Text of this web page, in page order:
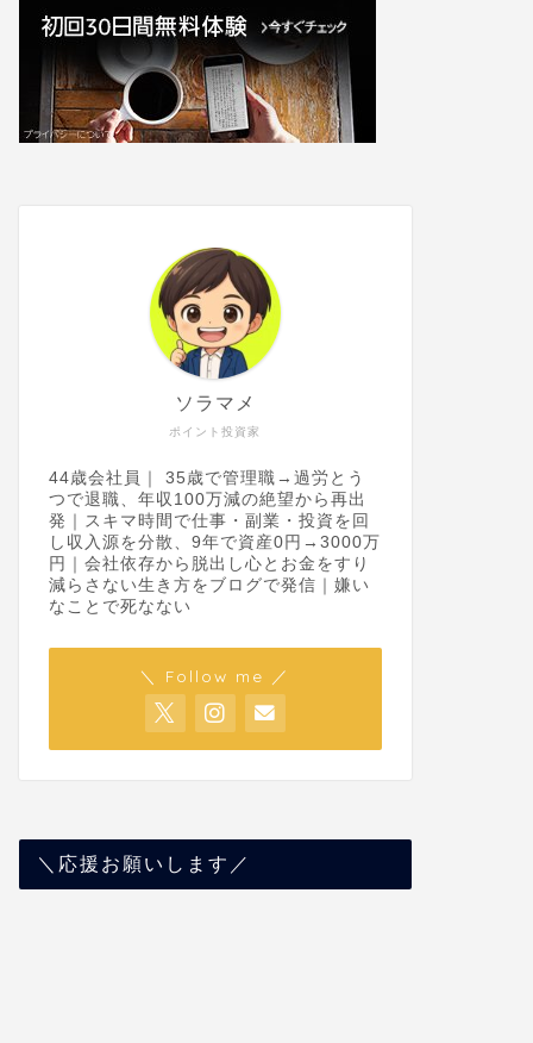
ポイント投資家
ソラマメ
44歳会社員｜ 35歳で管理職→過労とう
つで退職、年収100万減の絶望から再出
発｜スキマ時間で仕事・副業・投資を回
し収入源を分散、9年で資産0円→3000万
円｜会社依存から脱出し心とお金をすり
減らさない生き方をブログで発信｜嫌い
なことで死なない
＼ Follow me ／
＼応援お願いします／